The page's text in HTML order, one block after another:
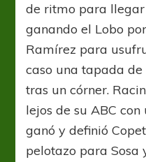
de ritmo para llegar
ganando el Lobo
Ramírez para
caso una tapada de
tras un córner.
lejos de su ABC
ganó y definió
pelotazo para Sosa